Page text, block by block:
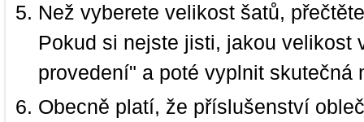
Než vyberete velikost šatů,
Pokud si nejste jisti, jakou velikost
provedení" a poté vyplnit
Obecně platí, že příslušenství